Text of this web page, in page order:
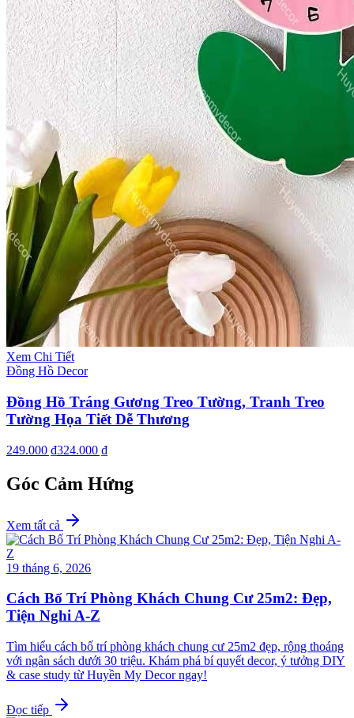
Xem Chi Tiết
Đồng Hồ Decor
Đồng Hồ Tráng Gương Treo Tường, Tranh Treo
Tường Họa Tiết Dễ Thương
249.000 ₫324.000 ₫
Góc Cảm Hứng
Xem tất cả
19 tháng 6, 2026
Cách Bố Trí Phòng Khách Chung Cư 25m2: Đẹp,
Tiện Nghi A-Z
Tìm hiểu cách bố trí phòng khách chung cư 25m2 đẹp, rộng thoáng
với ngân sách dưới 30 triệu. Khám phá bí quyết decor, ý tưởng DIY
& case study từ Huyền My Decor ngay!
Đọc tiếp